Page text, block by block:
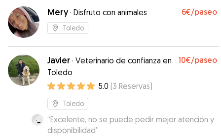
dejaremos con ellos sin pensarlo. Muchas gracias
por todo.🥰”
Mery· Disfruto con animales 6€/paseo
Toledo
Javier · Veterinario de confianza en
Toledo
10€/paseo
5.0 (3 Reservas)
Toledo
“Excelente, no se puede pedir mejor atención y
disponibilidad”